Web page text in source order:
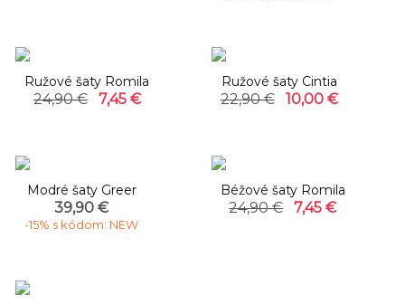
Ružové šaty Romila
24,90 € 7,45 €
Ružové šaty Cintia
22,90 € 10,00 €
Modré šaty Greer
39,90 €
-15% s kódom: NEW
Béžové šaty Romila
24,90 € 7,45 €